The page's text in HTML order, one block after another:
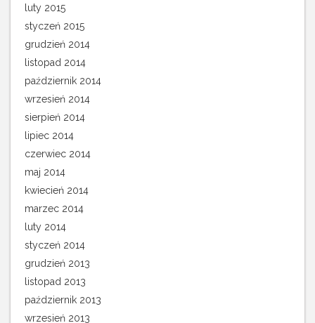
luty 2015
styczeń 2015
grudzień 2014
listopad 2014
październik 2014
wrzesień 2014
sierpień 2014
lipiec 2014
czerwiec 2014
maj 2014
kwiecień 2014
marzec 2014
luty 2014
styczeń 2014
grudzień 2013
listopad 2013
październik 2013
wrzesień 2013